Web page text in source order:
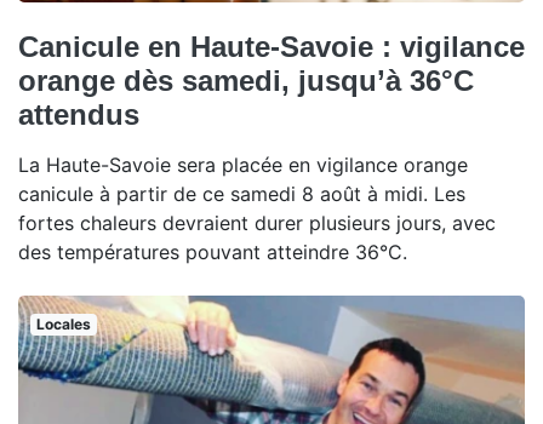
Canicule en Haute-Savoie : vigilance
orange dès samedi, jusqu’à 36°C
attendus
La Haute-Savoie sera placée en vigilance orange
canicule à partir de ce samedi 8 août à midi. Les
fortes chaleurs devraient durer plusieurs jours, avec
des températures pouvant atteindre 36°C.
Locales